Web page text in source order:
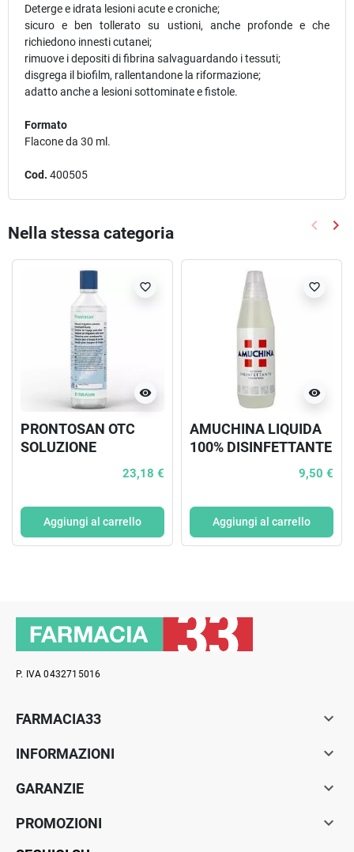
Deterge e idrata lesioni acute e croniche;
sicuro e ben tollerato su ustioni, anche profonde e che
richiedono innesti cutanei;
rimuove i depositi di fibrina salvaguardando i tessuti;
disgrega il biofilm, rallentandone la riformazione;
adatto anche a lesioni sottominate e fistole.
Formato
Flacone da 30 ml.
Cod. 400505
Nella stessa categoria keyboard_arrow_left keyboard_arrow_right
visibility
favorite_border
PRONTOSAN OTC
SOLUZIONE
DETERGENTE PER
LESIONI CRONICHE
23,18 €
Aggiungi al carrello
visibility
favorite_border
AMUCHINA LIQUIDA
100% DISINFETTANTE
IGIENIZZANTE A BASE
ANTIMICROBICO AD
AMPIO SPETTRO
9,50 €
Aggiungi al carrello
P. IVA 0432715016
FARMACIA33 
INFORMAZIONI 
GARANZIE 
PROMOZIONI 